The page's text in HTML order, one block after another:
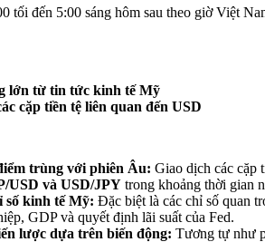
tối đến 5:00 sáng hôm sau theo giờ Việt
lớn từ tin tức kinh tế Mỹ
cặp tiền tệ liên quan đến USD
trùng với phiên Âu: Giao dịch các cặp
USD và USD/JPY trong khoảng thời gian
số kinh tế Mỹ: Đặc biệt là các chỉ số quan
GDP và quyết định lãi suất của Fed.
lược dựa trên biến động: Tương tự như